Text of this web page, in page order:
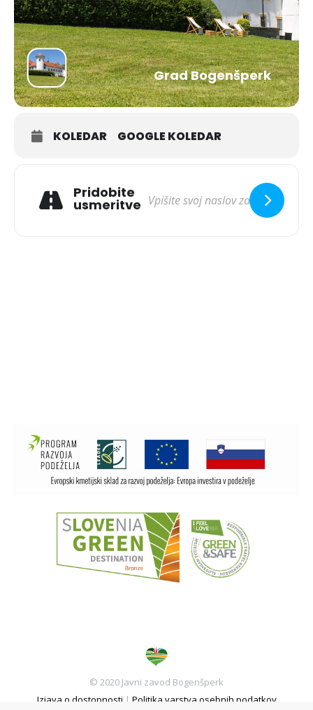
Grad Bogenšperk
KOLEDAR GOOGLE KOLEDAR
Pridobite
usmeritve
© 2020 Javni zavod Bogenšperk
Izjava o dostopnosti | Politika varstva osebnih podatkov